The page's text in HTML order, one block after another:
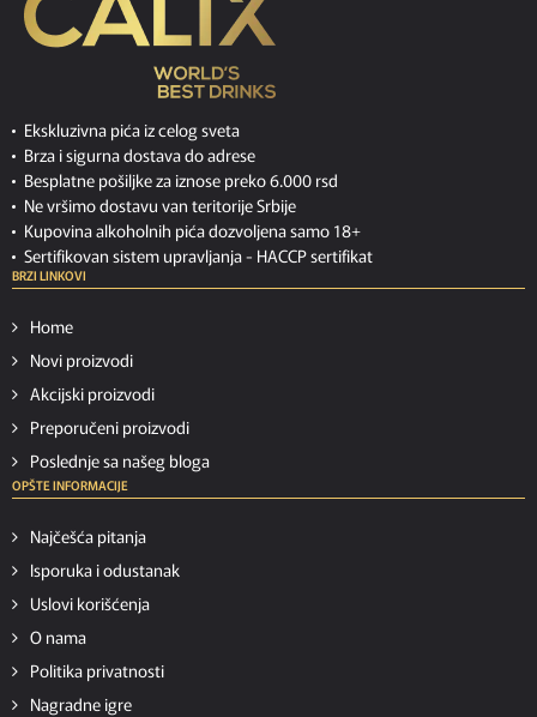
Ekskluzivna pića iz celog sveta
Brza i sigurna dostava do adrese
Besplatne pošiljke za iznose preko 6.000 rsd
Ne vršimo dostavu van teritorije Srbije
Kupovina alkoholnih pića dozvoljena samo 18+
Sertifikovan sistem upravljanja - HACCP sertifikat
BRZI LINKOVI
Home
Novi proizvodi
Akcijski proizvodi
Preporučeni proizvodi
Poslednje sa našeg bloga
OPŠTE INFORMACIJE
Najčešća pitanja
Isporuka i odustanak
Uslovi korišćenja
O nama
Politika privatnosti
Nagradne igre